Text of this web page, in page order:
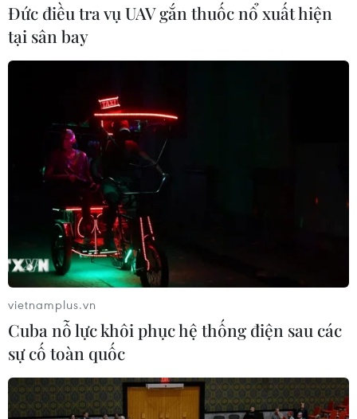
#xe đạp
Theo dõi VietnamPlus
TIN LIÊN QUAN
Đức điều tra vụ UAV gắn thuốc nổ xuất hiện
tại sân bay
vietnamplus.vn
Cuba nỗ lực khôi phục hệ thống điện sau các
sự cố toàn quốc